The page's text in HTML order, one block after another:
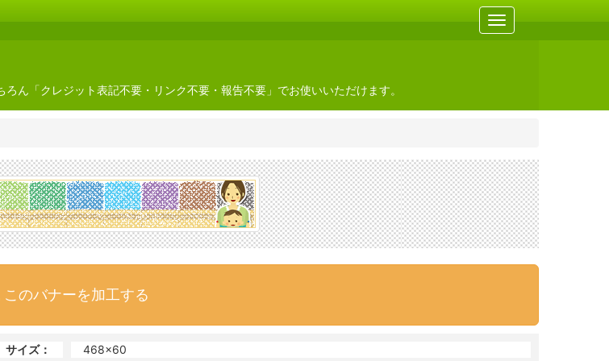
ん「クレジット表記不要・リンク不要・報告不要」でお使いいただけます。
このバナーを加工する
サイズ： 468x60